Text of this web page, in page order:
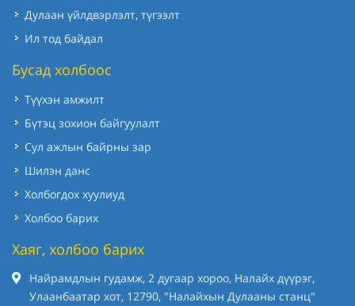
Дулаан үйлдвэрлэлт, түгээлт
Ил тод байдал
Бусад холбоос
Түүхэн амжилт
Бүтэц зохион байгуулалт
Сул ажлын байрны зар
Шилэн данс
Холбогдох хуулиуд
Холбоо барих
Хаяг, холбоо барих
Найрамдлын гудамж, 2 дугаар хороо, Налайх дүүрэг,
Улаанбаатар хот, 12790, "Налайхын Дулааны станц"